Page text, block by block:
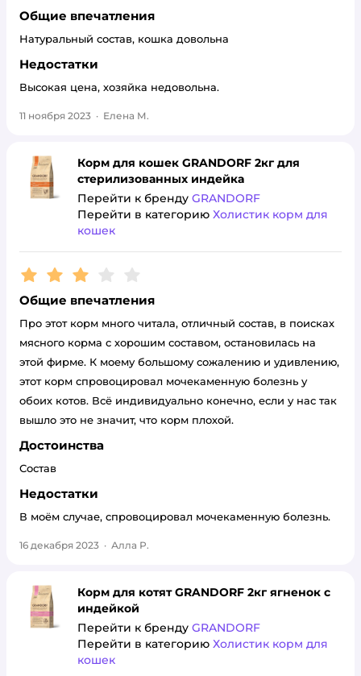
Общие впечатления
Натуральный состав, кошка довольна
Недостатки
Высокая цена, хозяйка недовольна.
11 ноября 2023 · Елена М.
Корм для кошек GRANDORF 2кг для
стерилизованных индейка
Перейти к бренду GRANDORF
Перейти в категорию Холистик корм для
кошек
Рейтинг:3
Общие впечатления
Про этот корм много читала, отличный состав, в поисках
мясного корма с хорошим составом, остановилась на
этой фирме. К моему большому сожалению и удивлению,
этот корм спровоцировал мочекаменную болезнь у
обоих котов. Всё индивидуально конечно, если у нас так
вышло это не значит, что корм плохой.
Достоинства
Состав
Недостатки
В моём случае, спровоцировал мочекаменную болезнь.
16 декабря 2023 · Алла Р.
Корм для котят GRANDORF 2кг ягненок с
индейкой
Перейти к бренду GRANDORF
Перейти в категорию Холистик корм для
кошек